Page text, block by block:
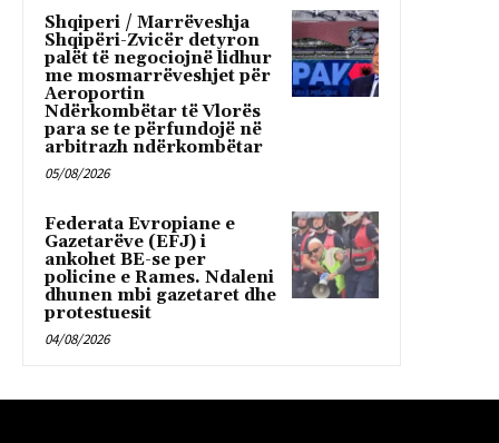
Shqiperi / Marrëveshja
Shqipëri-Zvicër detyron
palët të negociojnë lidhur
me mosmarrëveshjet për
Aeroportin
Ndërkombëtar të Vlorës
para se te përfundojë në
arbitrazh ndërkombëtar
05/08/2026
Federata Evropiane e
Gazetarëve (EFJ) i
ankohet BE-se per
policine e Rames. Ndaleni
dhunen mbi gazetaret dhe
protestuesit
04/08/2026